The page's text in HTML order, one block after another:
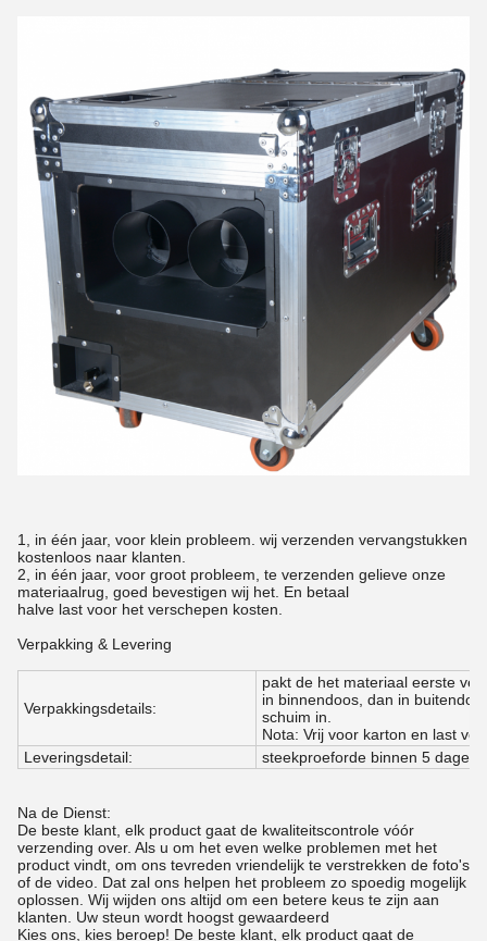
1, in één jaar, voor klein probleem. wij verzenden vervangstukken
kostenloos naar klanten.
2, in één jaar, voor groot probleem, te verzenden gelieve onze
materiaalrug, goed bevestigen wij het. En betaal
halve last voor het verschepen kosten.
Verpakking & Levering
Verpakkingsdetails:
pakt de het materiaal eerste
in binnendoos, dan in
schuim in.
Nota: Vrij voor karton en last
Leveringsdetail:
steekproeforde binnen 5
Na de Dienst:
De beste klant, elk product gaat de kwaliteitscontrole vóór
verzending over. Als u om het even welke problemen met het
product vindt, om ons tevreden vriendelijk te verstrekken de foto's
of de video. Dat zal ons helpen het probleem zo spoedig mogelijk
oplossen. Wij wijden ons altijd om een betere keus te zijn aan
klanten. Uw steun wordt hoogst gewaardeerd
Kies ons, kies beroep! De beste klant, elk product gaat de